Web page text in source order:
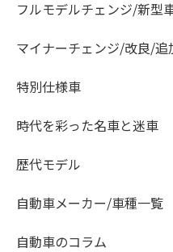
フルモデルチェンジ/新型
マイナーチェンジ/改良/追
特別仕様車
時代を彩った名車と迷車
歴代モデル
自動車メーカー/車種一覧
自動車のコラム